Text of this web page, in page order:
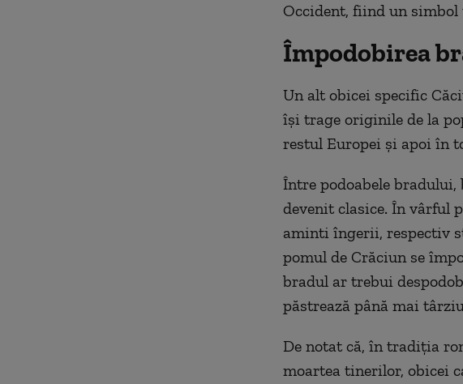
Occident, fiind un
Împodobirea
Un alt obicei specific
îşi trage originile de la
restul Europei şi apoi în
Între podoabele bradului,
devenit clasice. În vârful
aminti îngerii, respectiv
pomul de Crăciun se
bradul ar trebui
păstrează până mai
De notat că, în tradiţia
moartea tinerilor, obicei